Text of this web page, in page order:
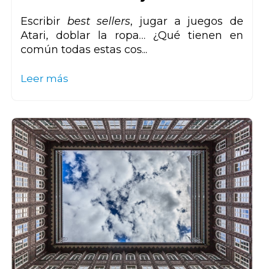
Escribir best sellers, jugar a juegos de
Atari, doblar la ropa… ¿Qué tienen en
común todas estas cos...
Leer más